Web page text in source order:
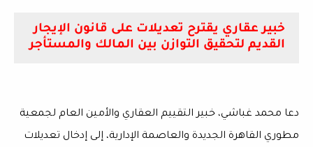
خبير عقاري يقترح تعديلات على قانون الإيجار
القديم لتحقيق التوازن بين المالك والمستأجر
دعا محمد غباشي، خبير التقييم العقاري والأمين العام لجمعية
مطوري القاهرة الجديدة والعاصمة الإدارية، إلى إدخال تعديلات